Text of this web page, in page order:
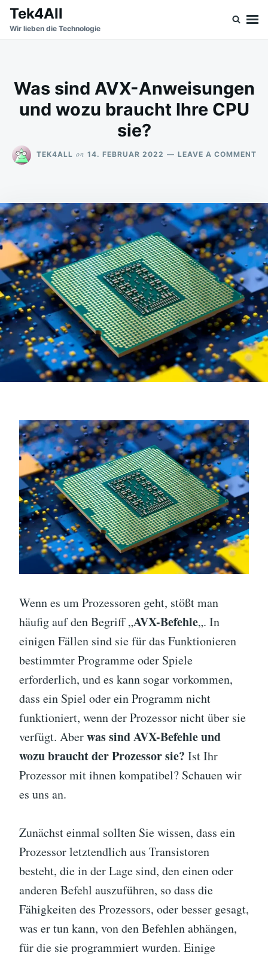
SkipSearch
for:
Tek4All
Wir lieben die Technologie
Was sind AVX-Anweisungen
und wozu braucht Ihre CPU
sie?
TEK4ALL on 14. FEBRUAR 2022 LEAVE A COMMENTON
Wenn es um Prozessoren geht, stößt man
häufig auf den Begriff „AVX-Befehle„. In
einigen Fällen sind sie für das Funktionieren
bestimmter Programme oder Spiele
erforderlich, und es kann sogar vorkommen,
dass ein Spiel oder ein Programm nicht
funktioniert, wenn der Prozessor nicht über sie
verfügt. Aberwas sind AVX-Befehle und
wozu braucht der Prozessor sie? Ist Ihr
Prozessor mit ihnen kompatibel? Schauen wir
es uns an.
Zunächst einmal sollten Sie wissen, dass ein
Prozessor letztendlich aus Transistoren
besteht, die in der Lage sind, den einen oder
anderen Befehl auszuführen, so dass die
Fähigkeiten des Prozessors, oder besser gesagt,
was er tun kann, von den Befehlen abhängen,
für die sie programmiert wurden. Einige